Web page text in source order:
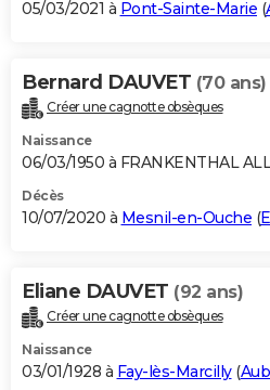
05/03/2021 à Pont-Sainte-Marie (
Bernard DAUVET (70 ans)
Créer une cagnotte obsèques
Naissance
06/03/1950 à FRANKENTHAL
Décès
10/07/2020 à Mesnil-en-Ouche (
Eliane DAUVET (92 ans)
Créer une cagnotte obsèques
Naissance
03/01/1928 à Fay-lès-Marcilly(